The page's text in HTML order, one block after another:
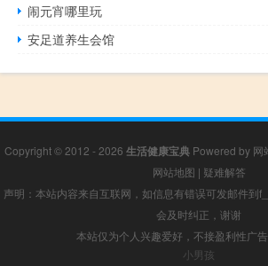
闹元宵哪里玩
安足道养生会馆
Copyright © 2012 - 2026 生活健康宝典Powered by 网
网站地图 | 疑难解答
声明：本站内容来自互联网，如信息有错误可发邮件到
会及时纠正，谢谢
本站仅为个人兴趣爱好，不接盈利性广
小男孩